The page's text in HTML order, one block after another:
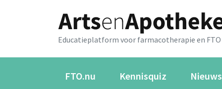
Educatieplatform voor farmacotherapie en FTO
FTO.nu Kennisquiz Nieuws